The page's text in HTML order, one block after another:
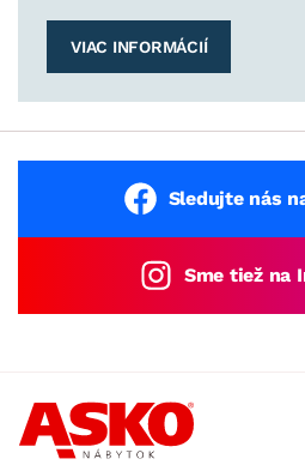
VIAC INFORMÁCIÍ
Sledujte nás
Sme tiež na